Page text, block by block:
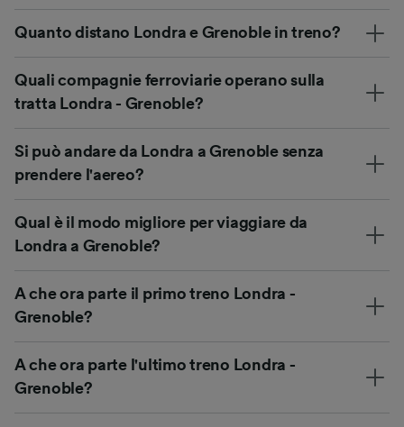
Quanto distano Londra e Grenoble in treno?
Quali compagnie ferroviarie operano sulla
tratta Londra - Grenoble?
Si può andare da Londra a Grenoble senza
prendere l'aereo?
Qual è il modo migliore per viaggiare da
Londra a Grenoble?
A che ora parte il primo treno Londra -
Grenoble?
A che ora parte l'ultimo treno Londra -
Grenoble?